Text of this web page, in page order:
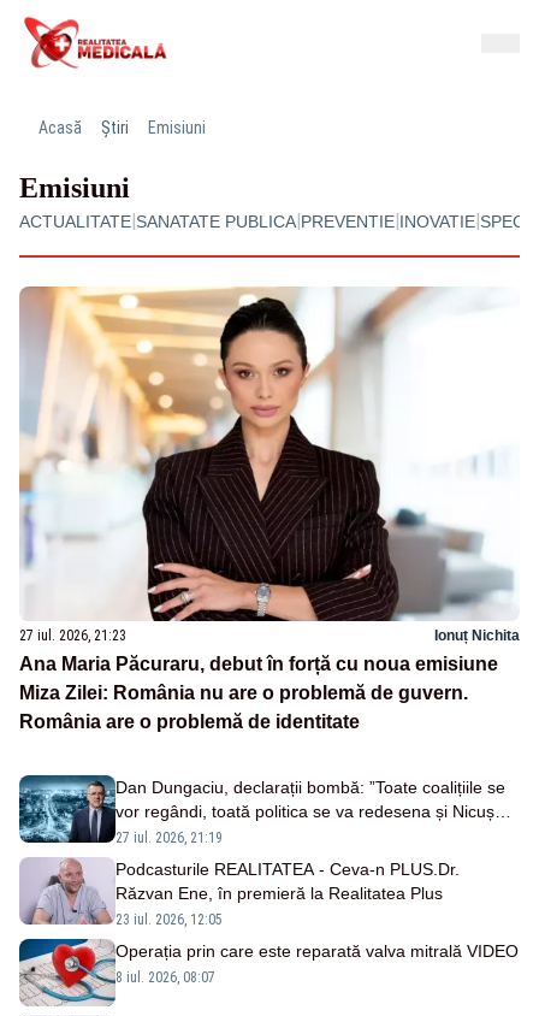
Acasă Știri Emisiuni
Emisiuni
ACTUALITATE|SANATATE PUBLICA|PREVENTIE|INOVATIE|
27 iul. 2026, 21:23 Ionuț Nichita
Ana Maria Păcuraru, debut în forță cu noua emisiune
Miza Zilei: România nu are o problemă de guvern.
România are o problemă de identitate
Dan Dungaciu, declarații bombă: ”Toate coalițiile se
vor regândi, toată politica se va redesena și Nicușor
Dan nu va fi foarte fericit”
27 iul. 2026, 21:19
Podcasturile REALITATEA - Ceva-n PLUS.Dr.
Răzvan Ene, în premieră la Realitatea Plus
23 iul. 2026, 12:05
Operația prin care este reparată valva mitrală VIDEO
8 iul. 2026, 08:07